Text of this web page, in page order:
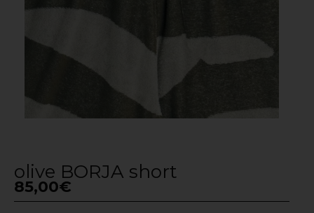
olive BORJA short
85,00€